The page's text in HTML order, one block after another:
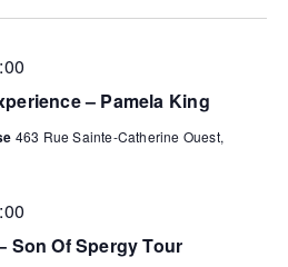
et
de
– Pamela King
463 Rue Sainte-Catherine Ouest,
Son Of Spergy Tour